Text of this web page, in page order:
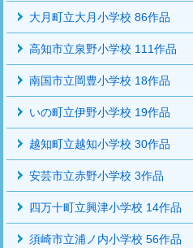
大月町立大月小学校 86作品
高知市立泉野小学校 111作品
南国市立岡豊小学校 18作品
いの町立伊野小学校 19作品
越知町立越知小学校 30作品
安芸市立赤野小学校 3作品
四万十町立興津小学校 14作品
須崎市立浦ノ内小学校 56作品